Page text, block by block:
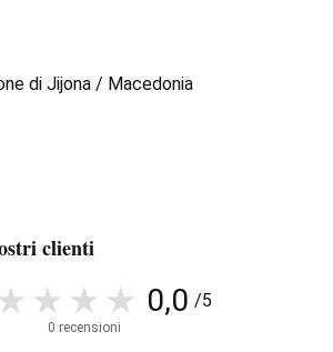
di Jijona / Macedonia
clienti
0,0 /5
0 recensioni